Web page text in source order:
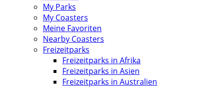
My Parks
My Coasters
Meine Favoriten
Nearby Coasters
Freizeitparks
Freizeitparks in Afrika
Freizeitparks in Asien
Freizeitparks in Australien